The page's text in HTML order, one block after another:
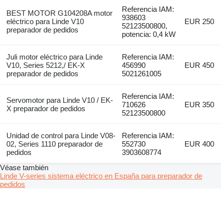
BEST MOTOR G104208A motor
eléctrico para Linde V10
preparador de pedidos
Referencia IAM:
938603
52123500800,
potencia: 0,4 kW
EUR 250
Juli motor eléctrico para Linde
V10, Series 5212,/ EK-X
preparador de pedidos
Referencia IAM:
456990
5021261005
EUR 450
Servomotor para Linde V10 / EK-
X preparador de pedidos
Referencia IAM:
710626
52123500800
EUR 350
Unidad de control para Linde V08-
02, Series 1110 preparador de
pedidos
Referencia IAM:
552730
3903608774
EUR 400
Véase también
Linde V-series sistema eléctrico en España para preparador de
pedidos